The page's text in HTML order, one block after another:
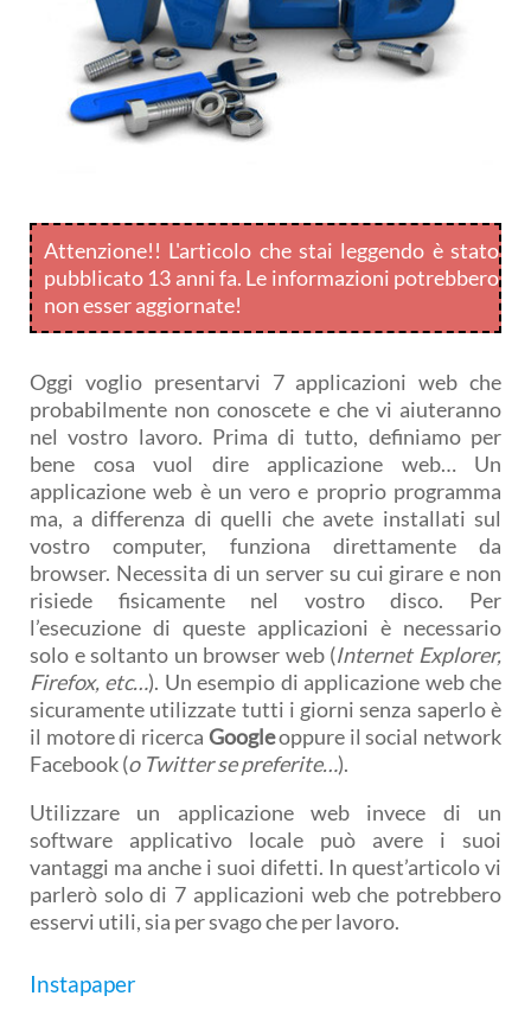
Attenzione!! L'articolo che stai leggendo è stato
pubblicato 13 anni fa. Le informazioni potrebbero
non esser aggiornate!
Oggi voglio presentarvi 7 applicazioni web che
probabilmente non conoscete e che vi aiuteranno
nel vostro lavoro. Prima di tutto, definiamo per
bene cosa vuol dire applicazione web… Un
applicazione web è un vero e proprio programma
ma, a differenza di quelli che avete installati sul
vostro computer, funziona direttamente da
browser. Necessita di un server su cui girare e non
risiede fisicamente nel vostro disco. Per
l’esecuzione di queste applicazioni è necessario
solo e soltanto un browser web (Internet Explorer,
Firefox, etc…). Un esempio di applicazione web che
sicuramente utilizzate tutti i giorni senza saperlo è
il motore di ricerca Googleoppure il social network
Facebook (o Twitter se preferite…).
Utilizzare un applicazione web invece di un
software applicativo locale può avere i suoi
vantaggi ma anche i suoi difetti. In quest’articolo vi
parlerò solo di 7 applicazioni web che potrebbero
esservi utili, sia per svago che per lavoro.
Instapaper